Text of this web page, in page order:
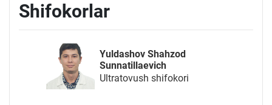
Shifokorlar
Yuldashov Shahzod
Sunnatillaevich
Ultratovush shifokori